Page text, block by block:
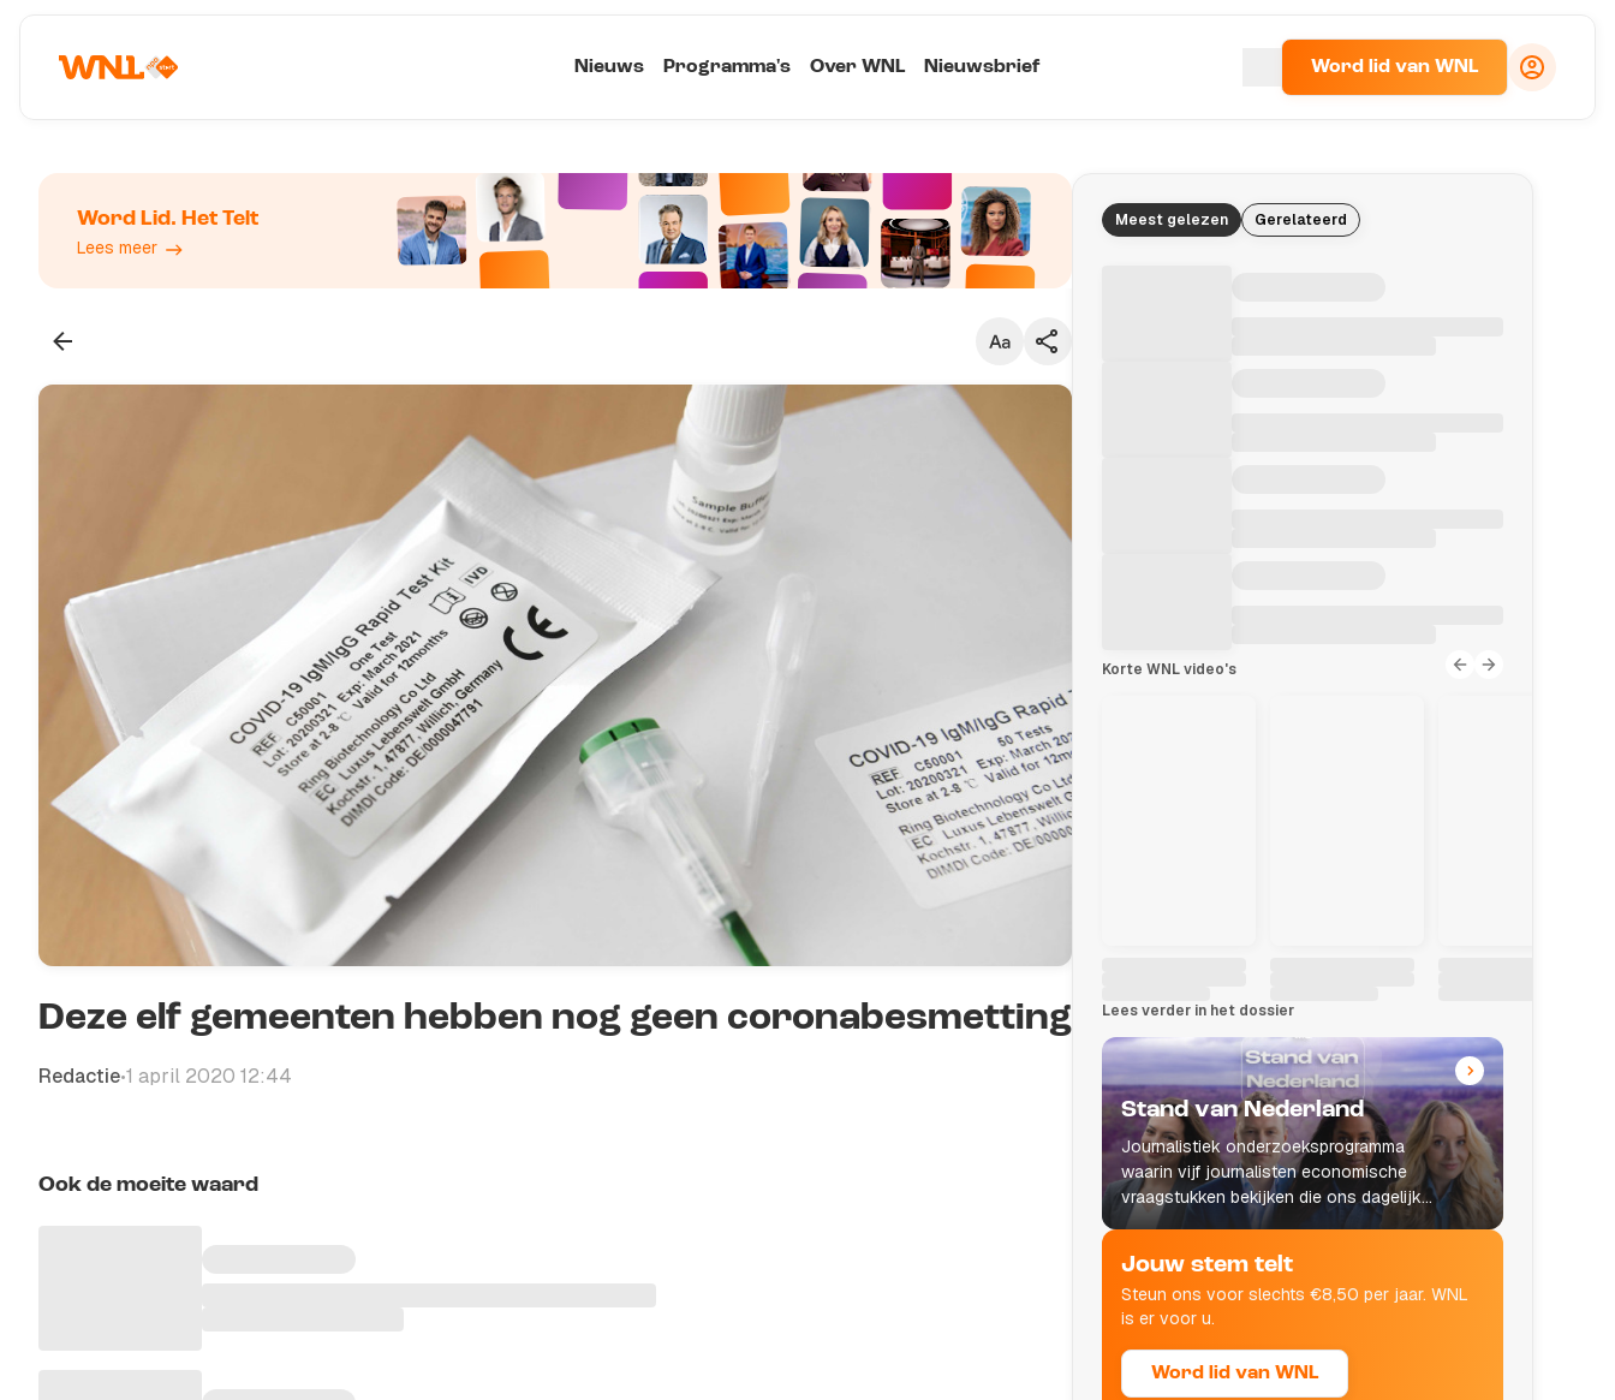
Nieuws Programma's Over WNL Nieuwsbrief Word lid van WNL
Word Lid. Het Telt
Lees meer
Kopieer link
Deze elf gemeenten hebben nog geen coronabesmetting
Redactie•1 april 2020 12:44
Ook de moeite waard
Meest gelezen Gerelateerd
Korte WNL video's
Lees verder in het dossier
Stand van Nederland
Journalistiek onderzoeksprogramma
waarin vijf journalisten economische
vraagstukken bekijken die ons dagelijks
leven raken.
Jouw stem telt
Steun ons voor slechts €8,50 per jaar. WNL
is er voor u.
Word lid van WNL